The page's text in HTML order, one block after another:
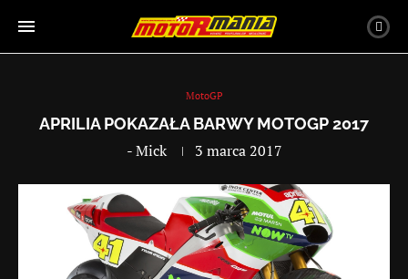
MotoGP
APRILIA POKAZAŁA BARWY MOTOGP 2017
-Mick 3 marca 2017